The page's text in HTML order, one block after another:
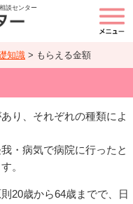
談センター
知識 > もらえる金額
り、それぞれの種類によ
・病気で病院に行ったと
。
20歳から64歳までで、日